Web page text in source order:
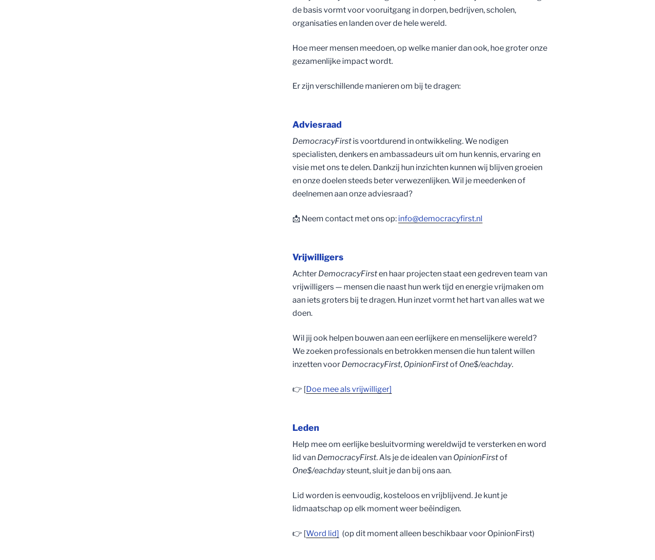
de basis vormt voor vooruitgang in dorpen, bedrijven, scholen,
organisaties en landen over de hele wereld.
Hoe meer mensen meedoen, op welke manier dan ook, hoe groter onze
gezamenlijke impact wordt.
Er zijn verschillende manieren om bij te dragen:
Adviesraad
DemocracyFirstis voortdurend in ontwikkeling. We nodigen
specialisten, denkers en ambassadeurs uit om hun kennis, ervaring en
visie met ons te delen. Dankzij hun inzichten kunnen wij blijven groeien
en onze doelen steeds beter verwezenlijken. Wil je meedenken of
deelnemen aan onze adviesraad?
📩 Neem contact met ons op: info@democracyfirst.nl
Vrijwilligers
Achter DemocracyFirsten haar projecten staat een gedreven team van
vrijwilligers — mensen die naast hun werk tijd en energie vrijmaken om
aan iets groters bij te dragen. Hun inzet vormt het hart van alles wat we
doen.
Wil jij ook helpen bouwen aan een eerlijkere en menselijkere wereld?
We zoeken professionals en betrokken mensen die hun talent willen
inzetten voor DemocracyFirst, OpinionFirstof One$/eachday.
👉 [Doe mee als vrijwilliger]
Leden
Help mee om eerlijke besluitvorming wereldwijd te versterken en word
lid van DemocracyFirst. Als je de idealen van OpinionFirstof
One$/eachdaysteunt, sluit je dan bij ons aan.
Lid worden is eenvoudig, kosteloos en vrijblijvend. Je kunt je
lidmaatschap op elk moment weer beëindigen.
👉 [Word lid] (op dit moment alleen beschikbaar voor OpinionFirst)